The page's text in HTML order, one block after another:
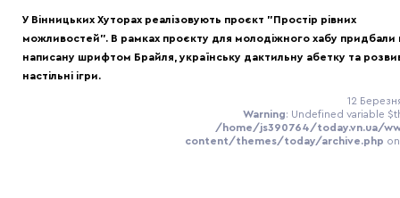
У Вінницьких Хуторах реалізовують проєкт "Простір рівних
можливостей". В рамках проєкту для молодіжного хабу придбали
написану шрифтом Брайля, українську дактильну абетку та
настільні ігри.
12
Warning: Undefined variable
/home/js390764/today.vn.ua/
content/themes/today/archive.php